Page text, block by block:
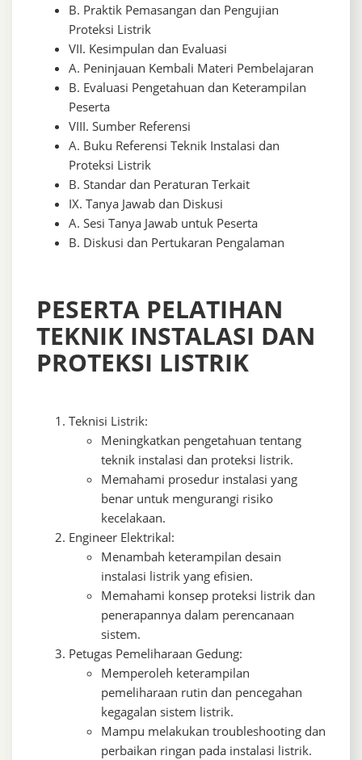
B. Praktik Pemasangan dan Pengujian
Proteksi Listrik
VII. Kesimpulan dan Evaluasi
A. Peninjauan Kembali Materi Pembelajaran
B. Evaluasi Pengetahuan dan Keterampilan
Peserta
VIII. Sumber Referensi
A. Buku Referensi Teknik Instalasi dan
Proteksi Listrik
B. Standar dan Peraturan Terkait
IX. Tanya Jawab dan Diskusi
A. Sesi Tanya Jawab untuk Peserta
B. Diskusi dan Pertukaran Pengalaman
PESERTA PELATIHAN
TEKNIK INSTALASI DAN
PROTEKSI LISTRIK
Teknisi Listrik:
Meningkatkan pengetahuan tentang
teknik instalasi dan proteksi listrik.
Memahami prosedur instalasi yang
benar untuk mengurangi risiko
kecelakaan.
Engineer Elektrikal:
Menambah keterampilan desain
instalasi listrik yang efisien.
Memahami konsep proteksi listrik dan
penerapannya dalam perencanaan
sistem.
Petugas Pemeliharaan Gedung:
Memperoleh keterampilan
pemeliharaan rutin dan pencegahan
kegagalan sistem listrik.
Mampu melakukan troubleshooting dan
perbaikan ringan pada instalasi listrik.